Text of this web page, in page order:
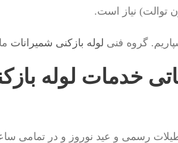
توالت) نیاز است.
گروه فنی لوله بازکنی شمیرانات
خدمات لوله
رسمی و عید نوروز و در تمامی